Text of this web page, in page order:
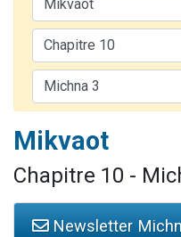
30
Il reste
12
Mikvaot
Chapitre 10 -
Newsletter